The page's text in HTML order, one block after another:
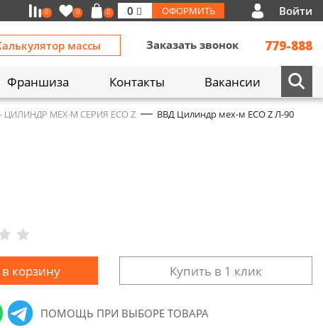
0 0 0 0 ОФОРМИТЬ Войти
массы Заказать звонок 779-888
Франшиза Контакты Вакансии
ЦИЛИНДР МЕХ-М СЕРИЯ ECO Z
ВВД Цилиндр мех-м ECO Z Л-90
корзину Купить в 1 клик
ПОМОЩЬ ПРИ ВЫБОРЕ ТОВАРА